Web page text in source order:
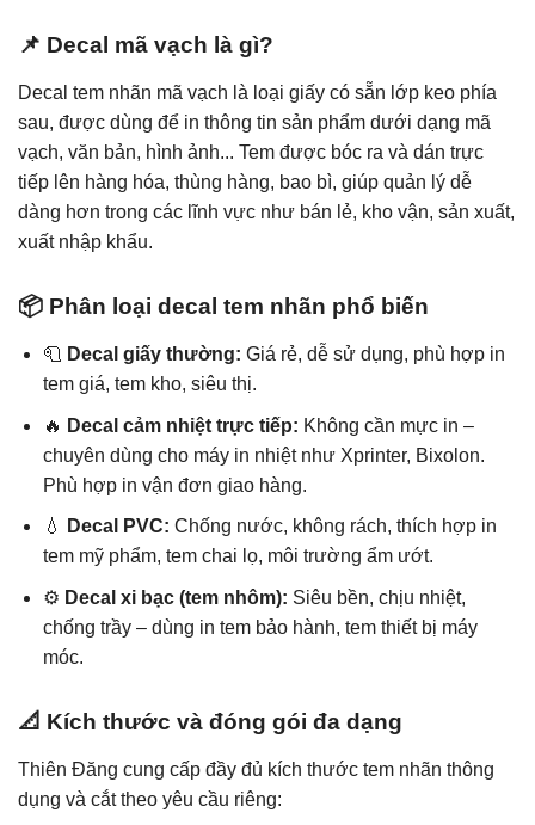
📌 Decal mã vạch là gì?
Decal tem nhãn mã vạch là loại giấy có sẵn lớp keo phía
sau, được dùng để in thông tin sản phẩm dưới dạng mã
vạch, văn bản, hình ảnh... Tem được bóc ra và dán trực
tiếp lên hàng hóa, thùng hàng, bao bì, giúp quản lý dễ
dàng hơn trong các lĩnh vực như bán lẻ, kho vận, sản xuất,
xuất nhập khẩu.
📦 Phân loại decal tem nhãn phổ biến
🧻 Decal giấy thường: Giá rẻ, dễ sử dụng, phù hợp in
tem giá, tem kho, siêu thị.
🔥 Decal cảm nhiệt trực tiếp: Không cần mực in –
chuyên dùng cho máy in nhiệt như Xprinter, Bixolon.
Phù hợp in vận đơn giao hàng.
💧 Decal PVC: Chống nước, không rách, thích hợp in
tem mỹ phẩm, tem chai lọ, môi trường ẩm ướt.
⚙️ Decal xi bạc (tem nhôm): Siêu bền, chịu nhiệt,
chống trầy – dùng in tem bảo hành, tem thiết bị máy
móc.
📐 Kích thước và đóng gói đa dạng
Thiên Đăng cung cấp đầy đủ kích thước tem nhãn thông
dụng và cắt theo yêu cầu riêng: